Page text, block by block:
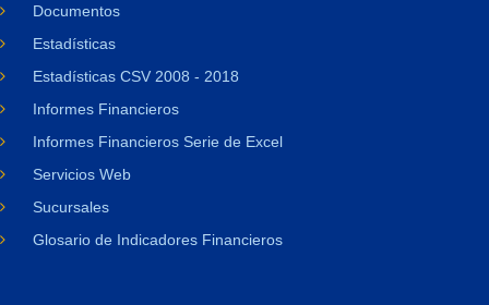
Documentos
Estadísticas
Estadísticas CSV 2008 - 2018
Informes Financieros
Informes Financieros Serie de Excel
Servicios Web
Sucursales
Glosario de Indicadores Financieros